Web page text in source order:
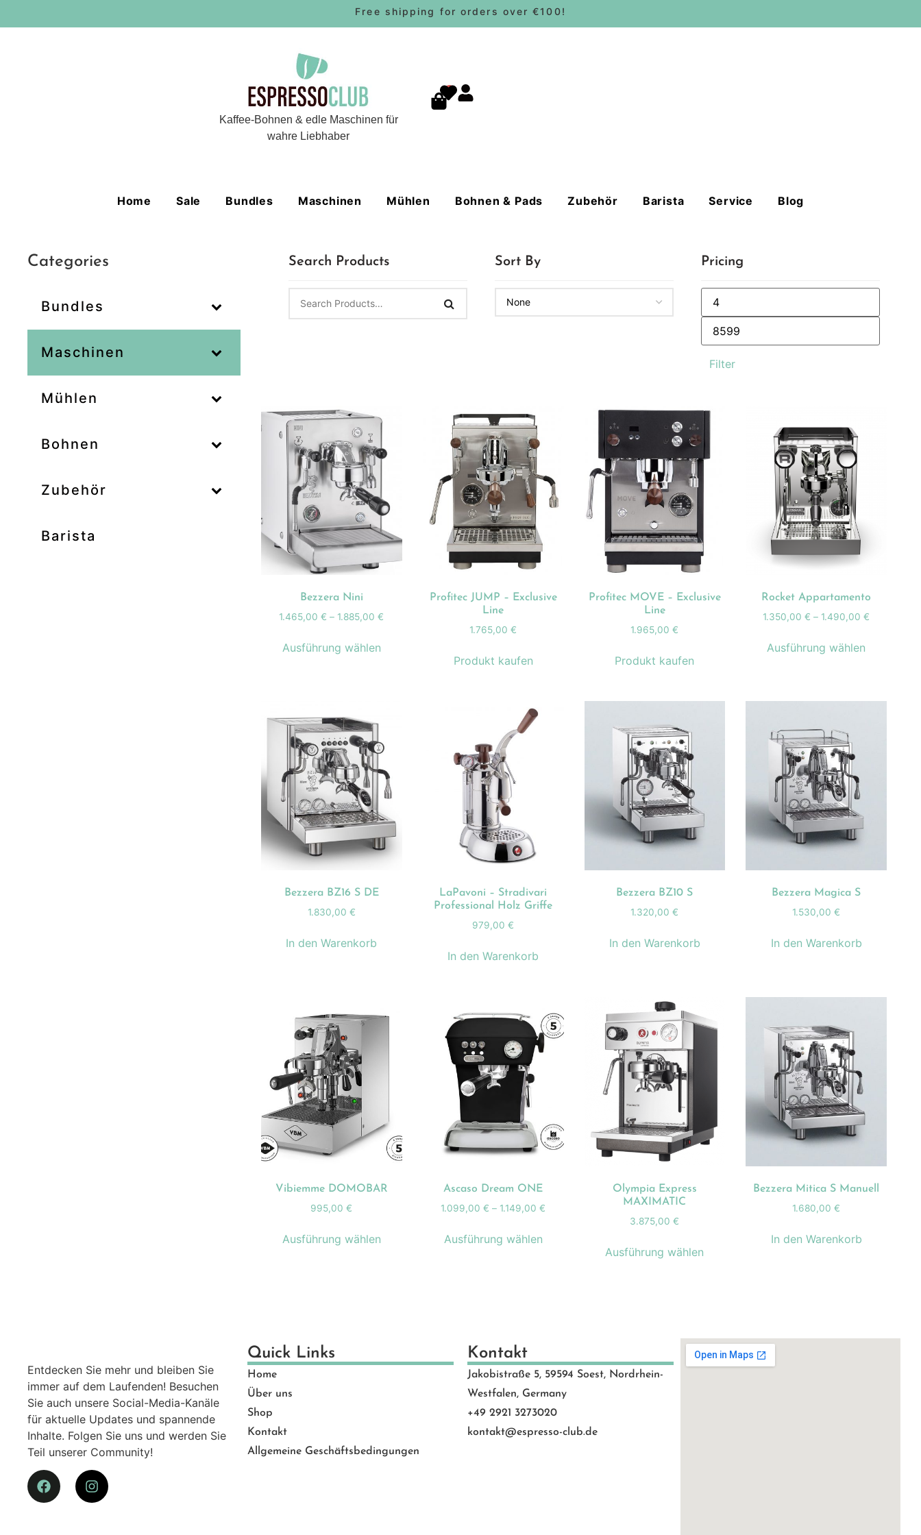
Free shipping for orders over €100!
Kaffee-Bohnen & edle Maschinen für
wahre Liebhaber
0
Home Sale Bundles Maschinen Mühlen Bohnen & Pads Zubehör Barista Service Blog
Categories
Bundles
Maschinen
–
Mühlen
–
Bohnen
–
Zubehör
Barista
Search Products Sort By Pricing
Filter
Zum Verkauf (32)
Bezzera Nini
1.465,00€ – 1.885,00€
Ausführung wählen
Profitec JUMP – Exclusive
Line
1.765,00€
Produkt kaufen
Profitec MOVE – Exclusive
Line
1.965,00€
Produkt kaufen
Rocket Appartamento
1.350,00€ – 1.490,00€
Ausführung wählen
Bezzera BZ16 S DE
1.830,00 €
In den Warenkorb
LaPavoni – Stradivari
Professional Holz Griffe
979,00€
In den Warenkorb
Bezzera BZ10 S
1.320,00€
In den Warenkorb
Bezzera Magica S
1.530,00€
In den Warenkorb
Vibiemme DOMOBAR
995,00€
Ausführung wählen
Ascaso Dream ONE
1.099,00€ – 1.149,00€
Ausführung wählen
Olympia Express
MAXIMATIC
3.875,00€
Ausführung wählen
Bezzera Mitica S Manuell
1.680,00€
In den Warenkorb
Entdecken Sie mehr und bleiben Sie
immer auf dem Laufenden! Besuchen
Sie auch unsere Social-Media-Kanäle
für aktuelle Updates und spannende
Inhalte. Folgen Sie uns und werden Sie
Teil unserer Community!
Quick Links
Home
Über uns
Shop
Kontakt
Allgemeine Geschäftsbedingungen
Kontakt
Jakobistraße 5, 59594 Soest, Nordrhein-
Westfalen, Germany
+49 2921 3273020
kontakt@espresso-club.de